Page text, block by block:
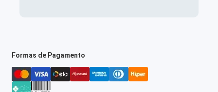
Formas de Pagamento